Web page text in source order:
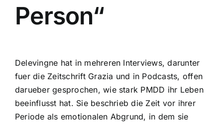
Person“
Delevingne hat in mehreren Interviews, darunter
fuer die Zeitschrift Grazia und in Podcasts, offen
darueber gesprochen, wie stark PMDD ihr Leben
beeinflusst hat. Sie beschrieb die Zeit vor ihrer
Periode als emotionalen Abgrund, in dem sie